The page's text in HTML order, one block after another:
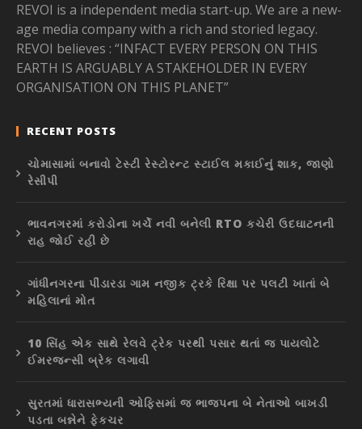
REVOI is a independent media start-up. We are a new-
age media company with a rich and storied legacy.
REVOI believes : “INFACT EVERY PERSON ON THIS
EARTH IS ARGUABLY A STAKEHOLDER IN EVERY
ORGANISATION ON THIS PLANET”
RECENT POSTS
ચોમાસામાં બનાવો ટેસ્ટી રેસ્ટોરન્ટ સ્ટાઈલ મકાઈનું શાક, જાણો
રેસીપી
ભાવનગરમાં કરોડોના ખર્ચે નવી બનેલી RTO કચેરી ઉદઘાટનની
રાહ જોઈ રહી છે
ગાંધીનગરના પીંડારડા ગામ નજીક ટ્રકે રિક્ષા પર પલટી ખાતાં બે
મહિલાનાં મોત
10 સિંહ એક સાથે રેલવે ટ્રેક પરથી પસાર થતાં જ પાયલોટે
ઈમરજન્સી બ્રેક લગાવી
સુરતમાં ધારાસભ્યની ઓફિસમાં જ ભાજપના બે નેતાઓ બાખડી
પડતા બન્નેને ફેકચર